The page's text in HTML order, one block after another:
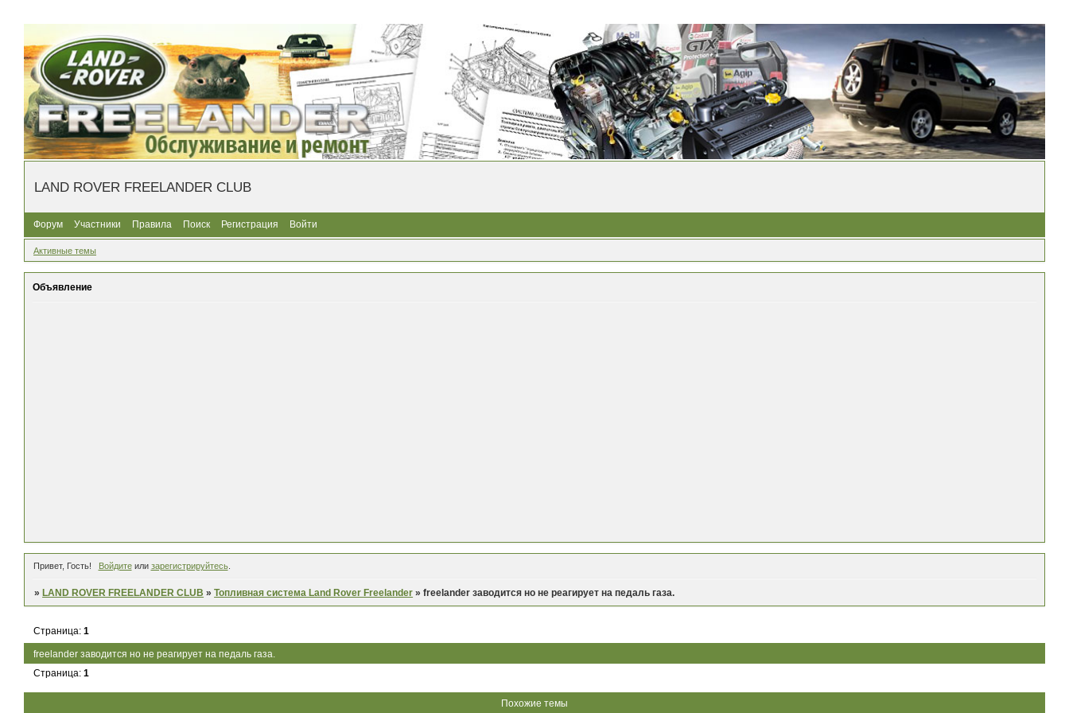
LAND ROVER FREELANDER CLUB
Форум Участники Правила Поиск Регистрация Войти
Активные темы
Объявление
Привет, Гость! Войдитеили зарегистрируйтесь.
»LAND ROVER FREELANDER CLUB »Топливная система Land Rover Freelander »freelander заводится но не реагирует на педаль газа.
freelander заводится но не реагирует на педаль газа.
Страница:1
Страница:1
Похожие темы